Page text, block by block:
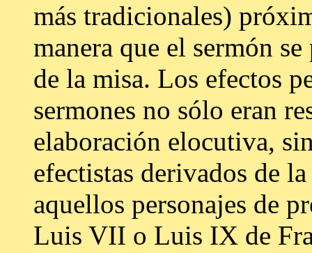
más tradicionales)
manera que el sermón
de la misa. Los efectos
sermones no sólo eran
elaboración elocutiva,
efectistas derivados de
aquellos personajes de
Luis VII o Luis IX de